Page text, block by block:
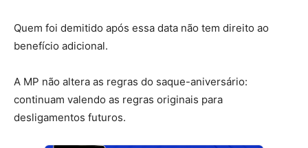
Quem foi demitido após essa data não tem direito ao
benefício adicional.
A MP não altera as regras do saque-aniversário:
continuam valendo as regras originais para
desligamentos futuros.